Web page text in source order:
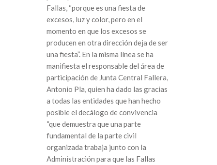
Fallas, “porque es una fiesta de
excesos, luz y color, pero en el
momento en que los excesos se
producen en otra dirección deja de ser
una fiesta”. En la misma línea se ha
manifiesta el responsable del área de
participación de Junta Central Fallera,
Antonio Pla, quien ha dado las gracias
a todas las entidades que han hecho
posible el decálogo de convivencia
“que demuestra que una parte
fundamental de la parte civil
organizada trabaja junto con la
Administración para que las Fallas